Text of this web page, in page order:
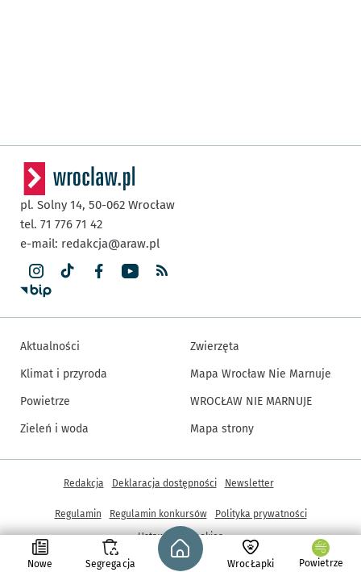
Nowe Segregacja
Strona główna - wroclaw.pl
WrocŁapki Powietrze
pl. Solny 14, 50-062 Wrocław
tel. 71 776 71 42
e-mail: redakcja@araw.pl
Aktualności
Klimat i przyroda
Powietrze
Zieleń i woda
Zwierzęta
Mapa Wrocław Nie Marnuje
WROCŁAW NIE MARNUJE
Mapa strony
© Copyright 2005-2026, ARAW S.A., Gmina Wrocław
Inne informacje
Redakcja Deklaracja dostępności Newsletter
Regulamin Regulamin konkursów
Polityka prywatności
Ustawienia cookies